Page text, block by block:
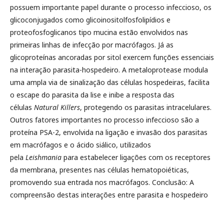
possuem importante papel durante o processo infeccioso, os
glicoconjugados como glicoinositolfosfolipídios e
proteofosfoglicanos tipo mucina estão envolvidos nas
primeiras linhas de infecção por macrófagos. Já as
glicoproteínas ancoradas por sitol exercem funções essenciais
na interação parasita-hospedeiro. A metaloprotease modula
uma ampla via de sinalização das células hospedeiras, facilita
o escape do parasita da lise e inibe a resposta das
células Natural Killers, protegendo os parasitas intracelulares.
Outros fatores importantes no processo infeccioso são a
proteína PSA-2, envolvida na ligação e invasão dos parasitas
em macrófagos e o ácido siálico, utilizados
pela Leishmania para estabelecer ligações com os receptores
da membrana, presentes nas células hematopoiéticas,
promovendo sua entrada nos macrófagos. Conclusão: A
compreensão destas interações entre parasita e hospedeiro